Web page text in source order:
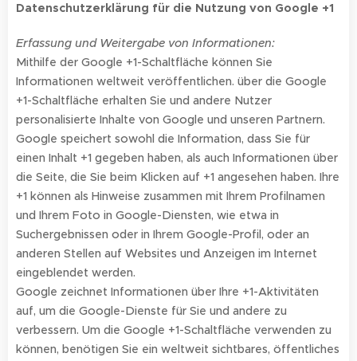
Datenschutzerklärung für die Nutzung von Google +1
Erfassung und Weitergabe von Informationen:
Mithilfe der Google +1-Schaltfläche können Sie
Informationen weltweit veröffentlichen. über die Google
+1-Schaltfläche erhalten Sie und andere Nutzer
personalisierte Inhalte von Google und unseren Partnern.
Google speichert sowohl die Information, dass Sie für
einen Inhalt +1 gegeben haben, als auch Informationen über
die Seite, die Sie beim Klicken auf +1 angesehen haben. Ihre
+1 können als Hinweise zusammen mit Ihrem Profilnamen
und Ihrem Foto in Google-Diensten, wie etwa in
Suchergebnissen oder in Ihrem Google-Profil, oder an
anderen Stellen auf Websites und Anzeigen im Internet
eingeblendet werden.
Google zeichnet Informationen über Ihre +1-Aktivitäten
auf, um die Google-Dienste für Sie und andere zu
verbessern. Um die Google +1-Schaltfläche verwenden zu
können, benötigen Sie ein weltweit sichtbares, öffentliches